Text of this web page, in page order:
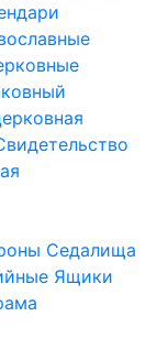
Седалища
Ящики